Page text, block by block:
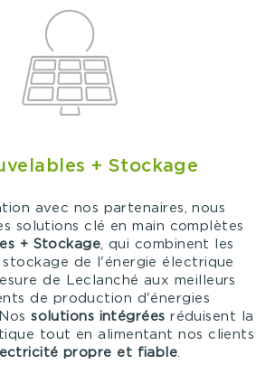
+ Stockage
avec nos partenaires, nous
solutions clé en main complètes
+ Stockage, qui combinent les
stockage de l'énergie électrique
de Leclanché aux meilleurs
de production d'énergies
solutions intégrées réduisent la
tout en alimentant nos clients
propre et fiable.